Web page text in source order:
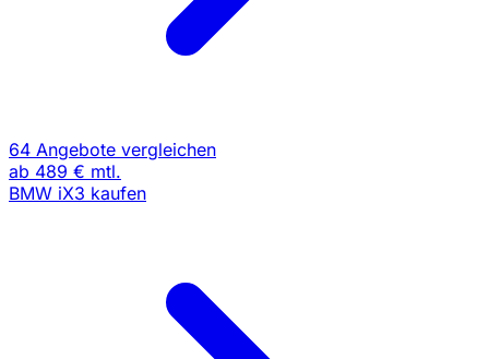
64 Angebote vergleichen
ab 489 € mtl.
BMW iX3 kaufen